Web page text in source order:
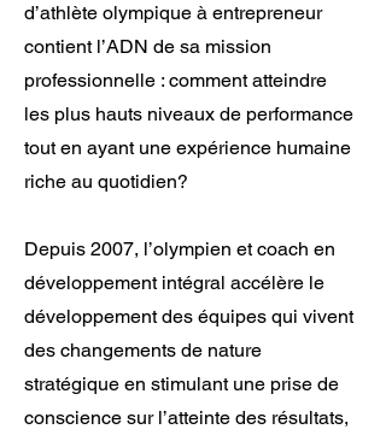
d’athlète olympique à entrepreneur
contient l’ADN de sa mission
professionnelle : comment atteindre
les plus hauts niveaux de performance
tout en ayant une expérience humaine
riche au quotidien?
Depuis 2007, l’olympien et coach en
développement intégral accélère le
développement des équipes qui vivent
des changements de nature
stratégique en stimulant une prise de
conscience sur l’atteinte des résultats,